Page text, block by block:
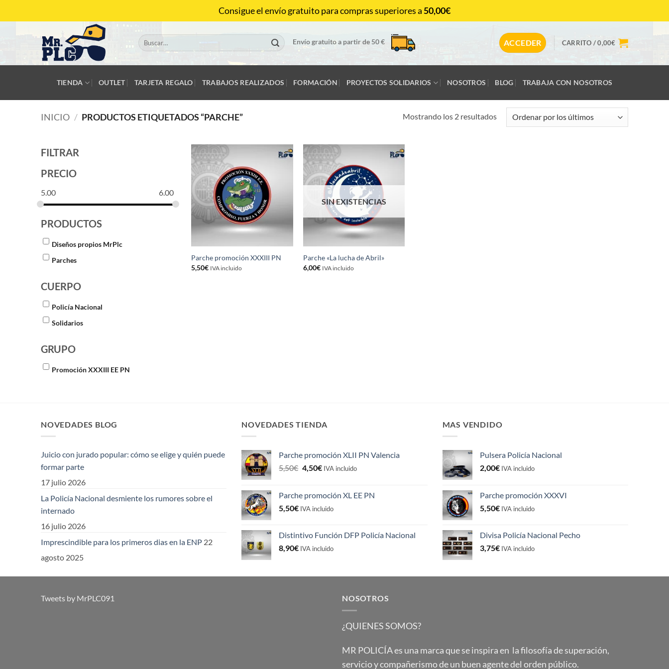
Buscar
por:
Envío gratuito a partir de 50 € ACCEDER CARRITO /0,00€
TIENDA OUTLET TARJETA REGALO TRABAJOS REALIZADOS FORMACIÓN PROYECTOS SOLIDARIOS NOSOTROS BLOG TRABAJA CON NOSOTROS
INICIO / PRODUCTOS ETIQUETADOS “PARCHE” Mostrando los 2 resultadosOrdenado
por
FILTRAR
PRECIO
5.00 6.00
PRODUCTOS
Diseños propios MrPlc
Parches
CUERPO
Policía Nacional
Solidarios
GRUPO
Promoción XXXIII EE PN
Parche promoción XXXIII PN
5,50€ IVA incluido
SIN EXISTENCIAS
Parche «La lucha de Abril»
6,00€ IVA incluido
NOVEDADES BLOG
Juicio con jurado popular: cómo se elige y quién puede
formar parte
17 julio 2026
La Policía Nacional desmiente los rumores sobre el
internado
16 julio 2026
Imprescindible para los primeros dias en la ENP 22
agosto 2025
NOVEDADES TIENDA
Parche promoción XLII PN Valencia
5,50€ El
era:
5,50€.
4,50€El
es:
4,50€.
IVA incluido
Parche promoción XL EE PN
5,50€ IVA incluido
Distintivo Función DFP Policía Nacional
8,90€ IVA incluido
MAS VENDIDO
Pulsera Policía Nacional
2,00€ IVA incluido
Parche promoción XXXVI
5,50€ IVA incluido
Divisa Policía Nacional Pecho
3,75€ IVA incluido
Tweets by MrPLC091 NOSOTROS
¿QUIENES SOMOS?
MR POLICÍA es una marca que se inspira en la filosofía de superación,
servicio y compañerismo de un buen agente del orden público.
Consigue el envío gratuito para compras superiores a50,00€